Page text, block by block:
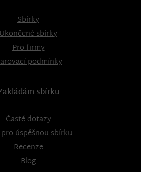
Sbírky
sbírky
Pro firmy
podmínky
sbírku
Časté dotazy
úspěšnou sbírku
Recenze
Blog